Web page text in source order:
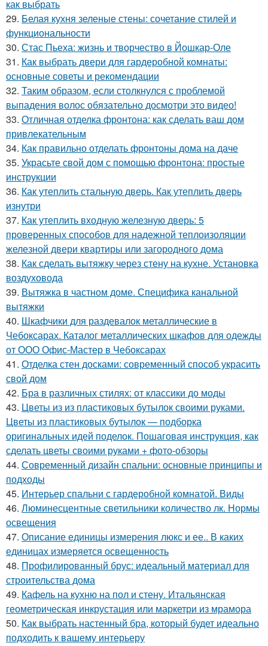
как выбрать
29. Белая кухня зеленые стены: сочетание стилей и
функциональности
30. Стас Пьеха: жизнь и творчество в Йошкар-Оле
31. Как выбрать двери для гардеробной комнаты:
основные советы и рекомендации
32. Таким образом, если столкнулся с проблемой
выпадения волос обязательно досмотри это видео!
33. Отличная отделка фронтона: как сделать ваш дом
привлекательным
34. Как правильно отделать фронтоны дома на даче
35. Украсьте свой дом с помощью фронтона: простые
инструкции
36. Как утеплить стальную дверь. Как утеплить дверь
изнутри
37. Как утеплить входную железную дверь: 5
проверенных способов для надежной теплоизоляции
железной двери квартиры или загородного дома
38. Как сделать вытяжку через стену на кухне. Установка
воздуховода
39. Вытяжка в частном доме. Специфика канальной
вытяжки
40. Шкафчики для раздевалок металлические в
Чебоксарах. Каталог металлических шкафов для одежды
от ООО Офис-Мастер в Чебоксарах
41. Отделка стен досками: современный способ украсить
свой дом
42. Бра в различных стилях: от классики до моды
43. Цветы из из пластиковых бутылок своими руками.
Цветы из пластиковых бутылок — подборка
оригинальных идей поделок. Пошаговая инструкция, как
сделать цветы своими руками + фото-обзоры
44. Современный дизайн спальни: основные принципы и
подходы
45. Интерьер спальни с гардеробной комнатой. Виды
46. Люминесцентные светильники количество лк. Нормы
освещения
47. Описание единицы измерения люкс и ее.. В каких
единицах измеряется освещенность
48. Профилированный брус: идеальный материал для
строительства дома
49. Кафель на кухню на пол и стену. Итальянская
геометрическая инкрустация или маркетри из мрамора
50. Как выбрать настенный бра, который будет идеально
подходить к вашему интерьеру